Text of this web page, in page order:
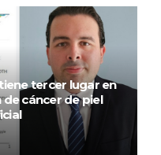
tercer lugar en
cáncer de piel